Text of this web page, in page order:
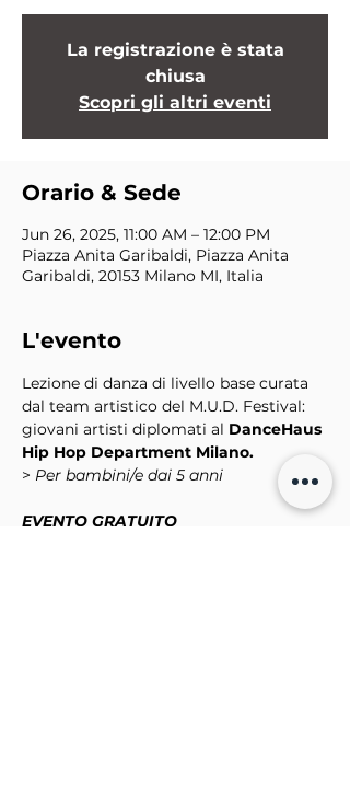
La registrazione è stata
chiusa
Scopri gli altri eventi
Orario & Sede
Jun 26, 2025, 11:00 AM – 12:00 PM
Piazza Anita Garibaldi, Piazza Anita
Garibaldi, 20153 Milano MI, Italia
L'evento
Lezione di danza di livello base curata
dal team artistico del M.U.D. Festival:
giovani artisti diplomati al DanceHaus
Hip Hop Department Milano.
> Per bambini/e dai 5 anni
EVENTO GRATUITO